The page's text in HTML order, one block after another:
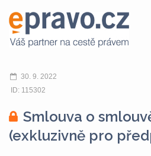
30. 9. 2022
ID: 115302
Smlouva o
(exkluzivně pro